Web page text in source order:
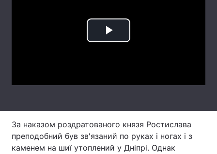
Послуги
Play
За наказом роздратованого князя Ростислава
преподобний був зв'язаний по руках і ногах і з
каменем на шиї утоплений у Дніпрі. Однак